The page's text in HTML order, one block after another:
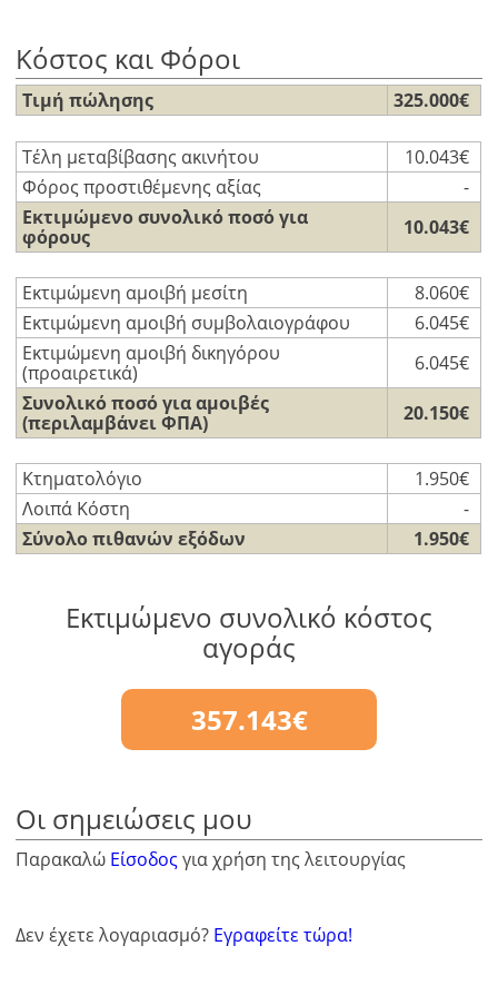
Κόστος και Φόροι
Τιμή πώλησης 325.000€
Τέλη μεταβίβασης ακινήτου
10.043€
Φόρος προστιθέμενης αξίας
-
Εκτιμώμενο συνολικό ποσό για
φόρους
10.043€
Εκτιμώμενη αμοιβή μεσίτη
8.060€
Εκτιμώμενη αμοιβή συμβολαιογράφου
6.045€
Εκτιμώμενη αμοιβή δικηγόρου
(προαιρετικά)
6.045€
Συνολικό ποσό για αμοιβές
(περιλαμβάνει ΦΠΑ)
20.150€
Κτηματολόγιο
1.950€
Λοιπά Κόστη
-
Σύνολο πιθανών εξόδων
1.950€
Εκτιμώμενο συνολικό κόστος
αγοράς
357.143€
Οι σημειώσεις μου
Παρακαλώ Είσοδοςγια χρήση της λειτουργίας
Δεν έχετε λογαριασμό? Εγραφείτε τώρα!